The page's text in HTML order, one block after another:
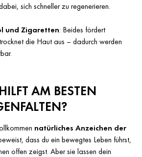
sich schneller zu regenerieren.
und Zigaretten: Beides fördert
die Haut aus – dadurch werden
AM BESTEN
natürliches Anzeichen der
dass du ein bewegtes Leben führst,
offen zeigst. Aber sie lassen dein